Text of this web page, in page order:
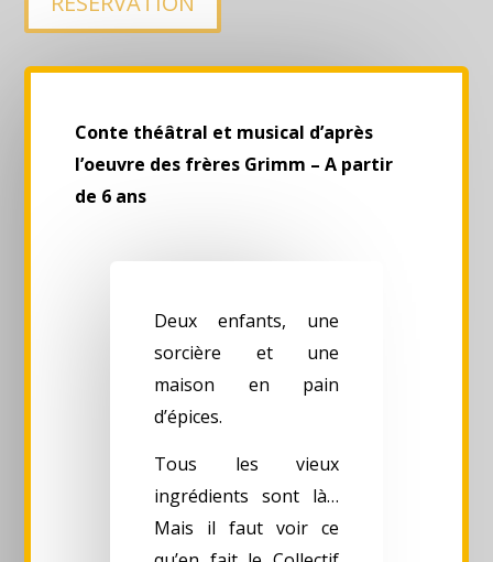
Conte théâtral et musical d’après
l’oeuvre des frères Grimm – A partir
de 6 ans
Deux enfants, une
sorcière et une
maison en pain
d’épices.
Tous les vieux
ingrédients sont là…
Mais il faut voir ce